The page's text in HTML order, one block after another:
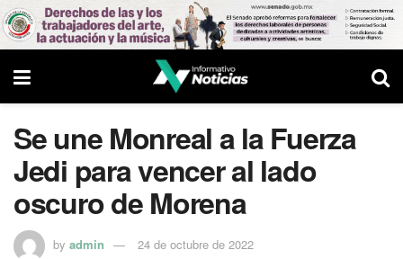
Se une Monreal a la Fuerza
Jedi para vencer al lado
oscuro de Morena
by admin 24 de octubre de 2022